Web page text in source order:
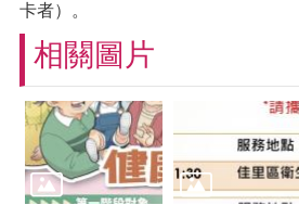
卡者）。
相關圖片